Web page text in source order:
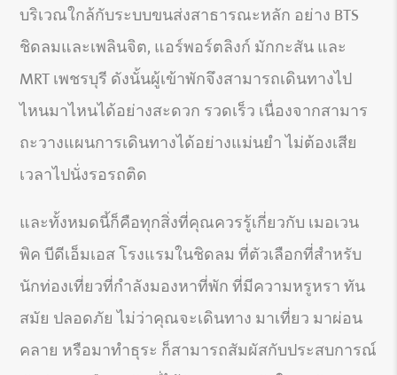
บริเวณใกล้กับระบบขนส่งสาธารณะหลัก อย่าง BTS
ชิดลมและเพลินจิต, แอร์พอร์ตลิงก์ มักกะสัน และ
MRT เพชรบุรี ดังนั้นผู้เข้าพักจึงสามารถเดินทางไป
ไหนมาไหนได้อย่างสะดวก รวดเร็ว เนื่องจากสามาร
ถะวางแผนการเดินทางได้อย่างแม่นยำ ไม่ต้องเสีย
เวลาไปนั่งรอรถติด
และทั้งหมดนี้ก็คือทุกสิ่งที่คุณควรรู้เกี่ยวกับ เมอเวน
พิค บีดีเอ็มเอส โรงแรมในชิดลม ที่ตัวเลือกที่สำหรับ
นักท่องเที่ยวที่กำลังมองหาที่พัก ที่มีความหรูหรา ทัน
สมัย ปลอดภัย ไม่ว่าคุณจะเดินทาง มาเที่ยว มาผ่อน
คลาย หรือมาทำธุระ ก็สามารถสัมผัสกับประสบการณ์